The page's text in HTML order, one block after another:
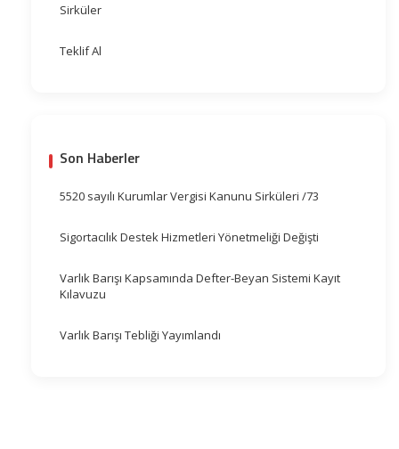
Sirküler
Teklif Al
Son Haberler
5520 sayılı Kurumlar Vergisi Kanunu Sirküleri /73
Sigortacılık Destek Hizmetleri Yönetmeliği Değişti
Varlık Barışı Kapsamında Defter-Beyan Sistemi Kayıt
Kılavuzu
Varlık Barışı Tebliği Yayımlandı